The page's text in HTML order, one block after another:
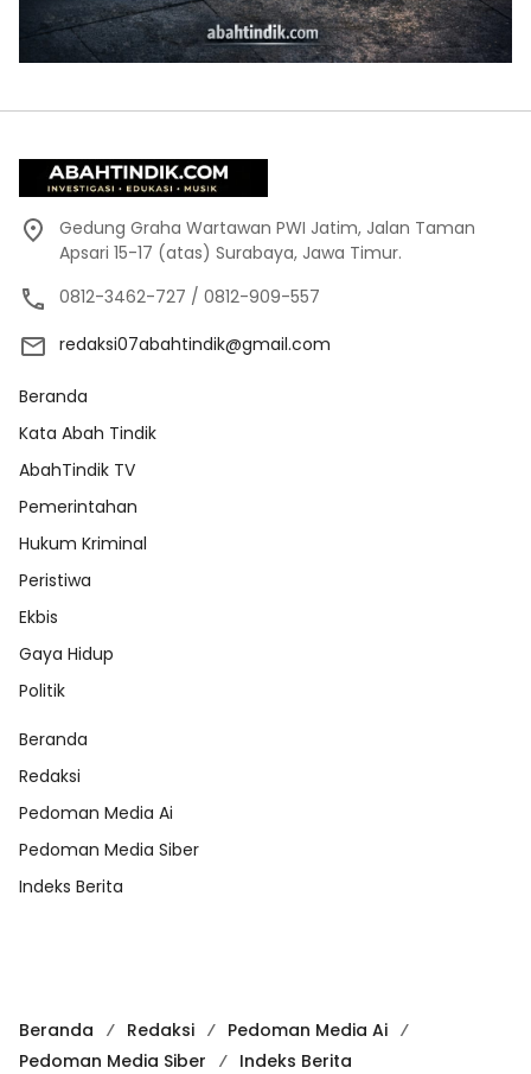
Gedung Graha Wartawan PWI Jatim, Jalan Taman
Apsari 15-17 (atas) Surabaya, Jawa Timur.
0812-3462-727 / 0812-909-557
redaksi07abahtindik@gmail.com
Beranda
Kata Abah Tindik
AbahTindik TV
Pemerintahan
Hukum Kriminal
Peristiwa
Ekbis
Gaya Hidup
Politik
Beranda
Redaksi
Pedoman Media Ai
Pedoman Media Siber
Indeks Berita
Beranda Redaksi
Pedoman Media Ai
Pedoman Media Siber
Indeks Berita